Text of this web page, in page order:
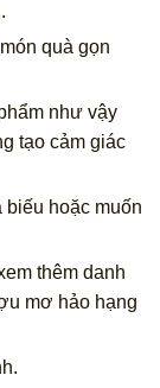
quà gọn
như vậy
tạo cảm giác
hoặc muốn
thêm danh
mơ hảo hạng